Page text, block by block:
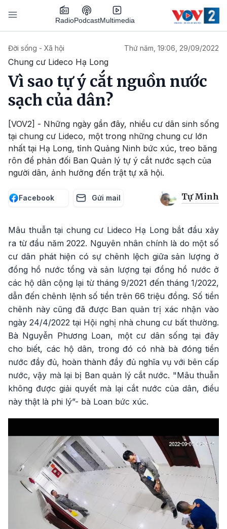
Nhảy đến nội dung
RadioPodcastMultimedia
Đời sống - Xã hội Thứ năm, 19:06, 29/09/2022
Chung cư Lideco Hạ Long
Vì sao tự ý cắt nguồn nước
sạch của dân?
[VOV2] - Những ngày gần đây, nhiều cư dân sinh sống
tại chung cư Lideco, một trong những chung cư lớn
nhất tại Hạ Long, tỉnh Quảng Ninh bức xúc, treo băng
rôn để phản đối Ban Quản lý tự ý cắt nước sạch của
người dân, ảnh hưởng đến trật tự xã hội.
Facebook Gửi mail Tự Minh
Mâu thuẫn tại chung cư Lideco Hạ Long bắt đầu xảy
ra từ đầu năm 2022. Nguyên nhân chính là do một số
cư dân phát hiện có sự chênh lệch giữa sản lượng ở
đồng hồ nước tổng và sản lượng tại đồng hồ nước ở
các hộ dân cộng lại từ tháng 9/2021 đến tháng 1/2022,
dẫn đến chênh lệnh số tiền trên 66 triệu đồng. Số tiền
chênh này cũng đã được Ban quản trị xác nhận vào
ngày 24/4/2022 tại Hội nghị nhà chung cư bất thường.
Bà Nguyễn Phương Loan, một cư dân sống tại đây
cho biết, các hộ dân, trong đó có nhà bà đóng tiền
nước đầy đủ, hoàn thành đầy đủ nghĩa vụ với bên cấp
nước, vậy mà lại bị Ban quản lý cắt nước. "Mâu thuẫn
không được giải quyết mà lại cắt nước của dân, điều
này thật là phi lý”- bà Loan bức xúc.